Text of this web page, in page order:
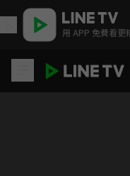
用 APP 免費看更